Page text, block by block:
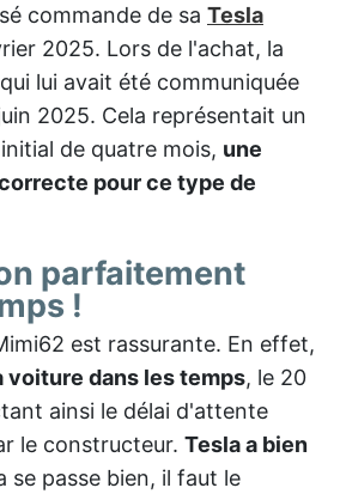
commande de sa Tesla
2025. Lors de l'achat, la
lui avait été communiquée
2025. Cela représentait un
de quatre mois, une
pour ce type de
parfaitement
!
est rassurante. En effet,
voiture dans les temps, le 20
ainsi le délai d'attente
le constructeur. Tesla a bien
se passe bien, il faut le